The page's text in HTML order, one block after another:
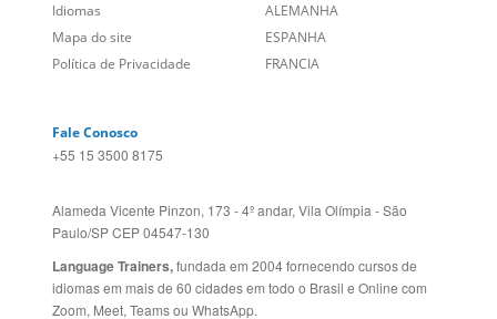
Idiomas
Mapa do site
Política de Privacidade
ALEMANHA
ESPANHA
FRANCIA
Fale Conosco
+55 15 3500 8175
Alameda Vicente Pinzon, 173 - 4º andar, Vila Olímpia - São
Paulo/SP CEP 04547-130
Language Trainers,fundada em 2004 fornecendo cursos de
idiomas em mais de 60 cidades em todo o Brasil e Online com
Zoom, Meet, Teams ou WhatsApp.